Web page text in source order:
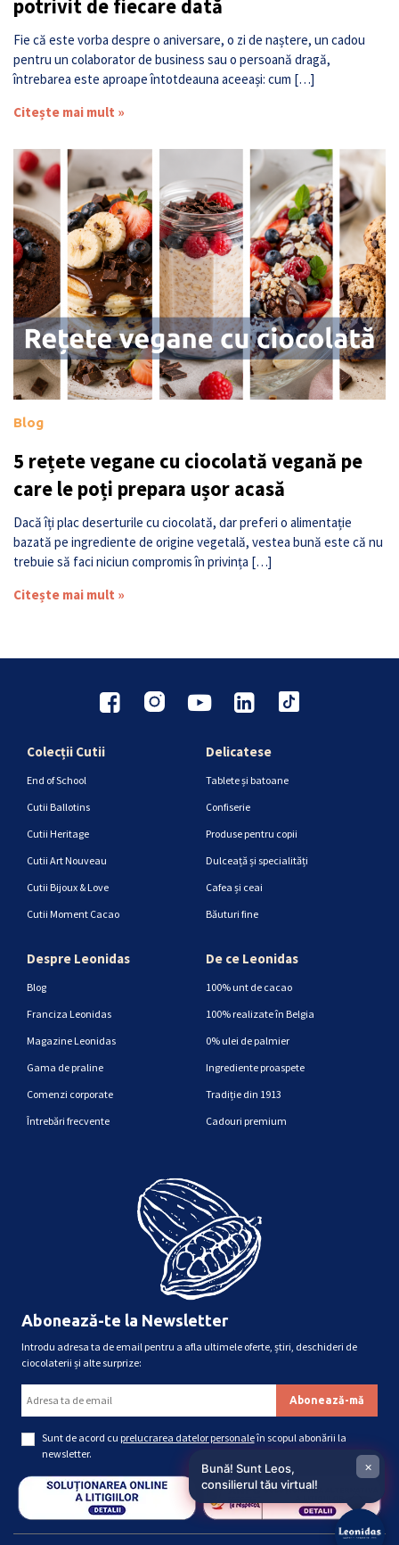
potrivit de fiecare dată
Fie că este vorba despre o aniversare, o zi de naștere, un cadou
pentru un colaborator de business sau o persoană dragă,
întrebarea este aproape întotdeauna aceeași: cum […]
Citește mai mult »
Blog
5 rețete vegane cu ciocolată vegană pe
care le poți prepara ușor acasă
Dacă îți plac deserturile cu ciocolată, dar preferi o alimentație
bazată pe ingrediente de origine vegetală, vestea bună este că nu
trebuie să faci niciun compromis în privința […]
Citește mai mult »
Colecții Cutii
End of School
Cutii Ballotins
Cutii Heritage
Cutii Art Nouveau
Cutii Bijoux & Love
Cutii Moment Cacao
Delicatese
Tablete și batoane
Confiserie
Produse pentru copii
Dulceață și specialități
Cafea și ceai
Băuturi fine
Despre Leonidas
Blog
Franciza Leonidas
Magazine Leonidas
Gama de praline
Comenzi corporate
Întrebări frecvente
De ce Leonidas
100% unt de cacao
100% realizate în Belgia
0% ulei de palmier
Ingrediente proaspete
Tradiție din 1913
Cadouri premium
Abonează-te la Newsletter
Introdu adresa ta de email pentru a afla ultimele oferte, știri, deschideri de
ciocolaterii și alte surprize:
Sunt de acord cu prelucrarea datelor personaleîn scopul abonării la
newsletter.
Bună! Sunt Leos,
consilierul tău virtual!
×